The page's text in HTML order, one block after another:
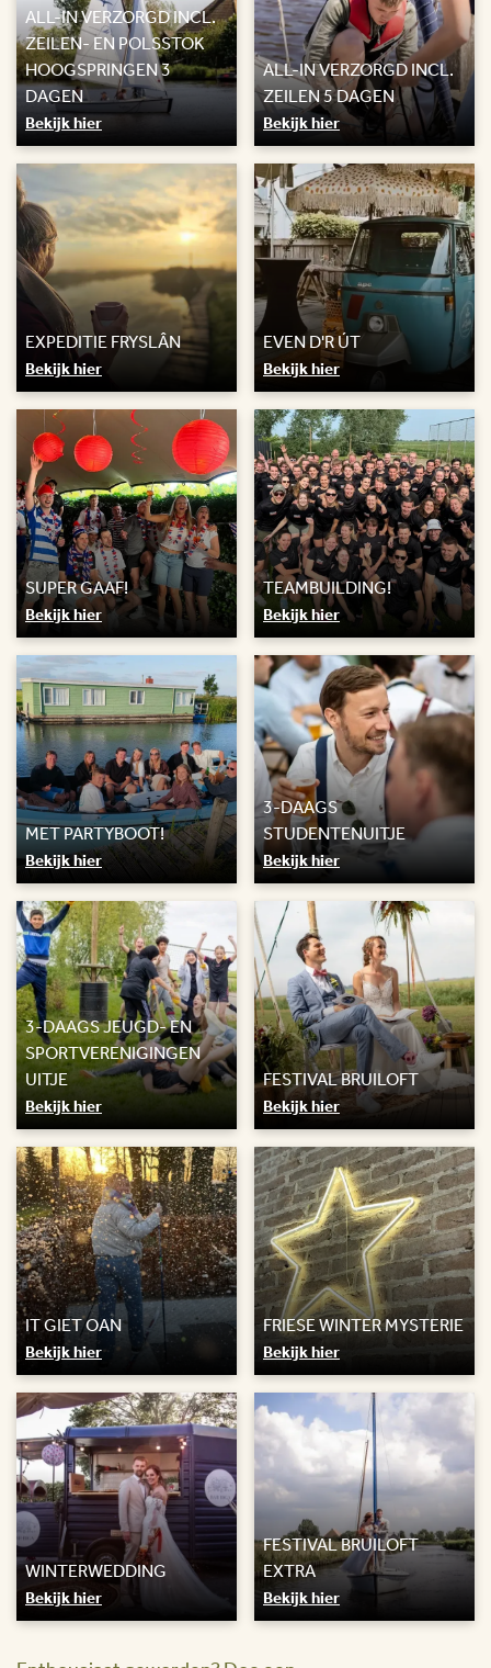
ALL-IN VERZORGD INCL.
ZEILEN- EN POLSSTOK
HOOGSPRINGEN 3
DAGEN
Bekijk hier
ALL-IN VERZORGD INCL.
ZEILEN 5 DAGEN
Bekijk hier
EXPEDITIE FRYSLÂN
Bekijk hier
EVEN D'R ÚT
Bekijk hier
SUPER GAAF!
Bekijk hier
TEAMBUILDING!
Bekijk hier
MET PARTYBOOT!
Bekijk hier
3-DAAGS
STUDENTENUITJE
Bekijk hier
3-DAAGS JEUGD- EN
SPORTVERENIGINGEN
UITJE
Bekijk hier
FESTIVAL BRUILOFT
Bekijk hier
IT GIET OAN
Bekijk hier
FRIESE WINTER MYSTERIE
Bekijk hier
WINTERWEDDING
Bekijk hier
FESTIVAL BRUILOFT
EXTRA
Bekijk hier